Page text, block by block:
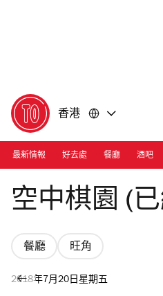
香港
最新情報 好去處 餐廳 酒吧
Photograph: Facebook/Jolly
空中棋園 (
餐廳 旺角
2018年7月20日星期五